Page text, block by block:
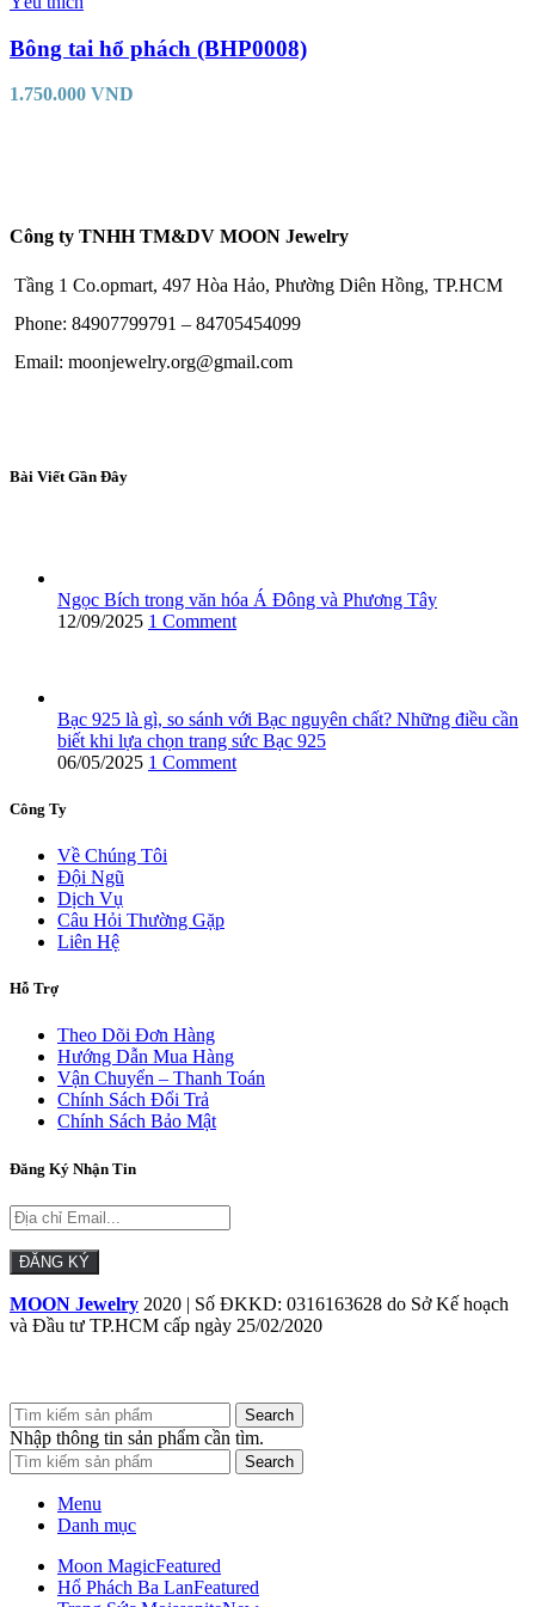
Bông tai hổ phách (BHP0008)
1.750.000 VND
Công ty TNHH TM&DV MOON Jewelry
Tầng 1 Co.opmart, 497 Hòa Hảo, Phường Diên Hồng, TP.HCM
Phone: 84907799791 – 84705454099
Email: moonjewelry.org@gmail.com
Bài Viết Gần Đây
Ngọc Bích trong văn hóa Á Đông và Phương Tây
12/09/2025 1 Comment
Bạc 925 là gì, so sánh với Bạc nguyên chất? Những điều cần
biết khi lựa chọn trang sức Bạc 925
06/05/2025 1 Comment
Công Ty
Về Chúng Tôi
Đội Ngũ
Dịch Vụ
Câu Hỏi Thường Gặp
Liên Hệ
Hỗ Trợ
Theo Dõi Đơn Hàng
Hướng Dẫn Mua Hàng
Vận Chuyển – Thanh Toán
Chính Sách Đổi Trả
Chính Sách Bảo Mật
Đăng Ký Nhận Tin
MOON Jewelry 2020 | Số ĐKKD: 0316163628 do Sở Kế hoạch
và Đầu tư TP.HCM cấp ngày 25/02/2020
Search
Nhập thông tin sản phẩm cần tìm.
Search
Menu
Danh mục
Moon MagicFeatured
Hổ Phách Ba LanFeatured